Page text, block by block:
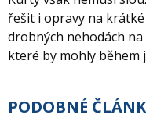
řešit i opravy na
drobných nehodách
které by mohly během
PODOBNÉ